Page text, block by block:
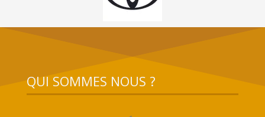
QUI SOMMES NOUS ?